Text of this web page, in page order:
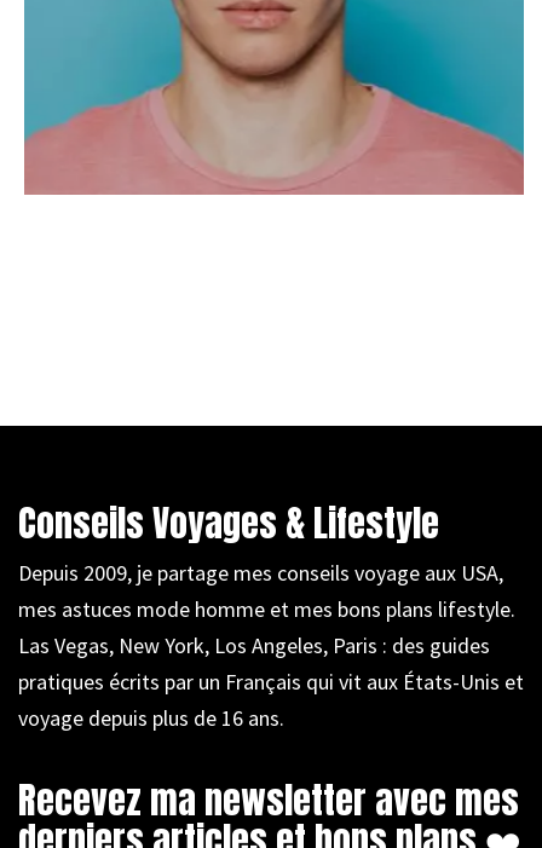
Conseils Voyages & Lifestyle
Depuis 2009, je partage mes conseils voyage aux USA,
mes astuces mode homme et mes bons plans lifestyle.
Las Vegas, New York, Los Angeles, Paris : des guides
pratiques écrits par un Français qui vit aux États-Unis et
voyage depuis plus de 16 ans.
Recevez ma newsletter avec mes